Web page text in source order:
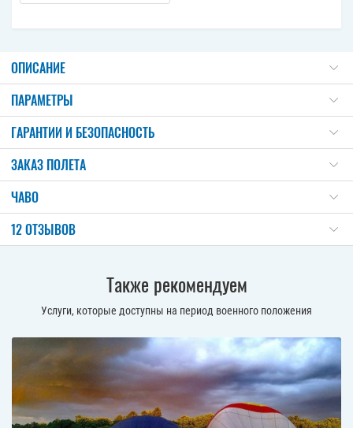
ОПИСАНИЕ
ПАРАМЕТРЫ
ГАРАНТИИ И БЕЗОПАСНОСТЬ
ЗАКАЗ ПОЛЕТА
ЧАВО
12 ОТЗЫВОВ
Также рекомендуем
Услуги, которые доступны на период военного положения